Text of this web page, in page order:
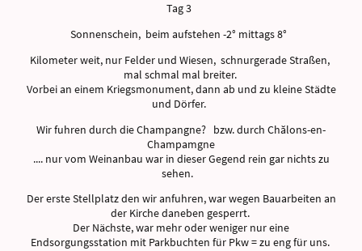
Tag 3
Sonnenschein, beim aufstehen -2° mittags 8°
Kilometer weit, nur Felder und Wiesen, schnurgerade Straßen,
mal schmal mal breiter.
Vorbei an einem Kriegsmonument, dann ab und zu kleine Städte
und Dörfer.
Wir fuhren durch die Champangne? bzw. durch Chălons-en-
Champamgne
.... nur vom Weinanbau war in dieser Gegend rein gar nichts zu
sehen.
Der erste Stellplatz den wir anfuhren, war wegen Bauarbeiten an
der Kirche daneben gesperrt.
Der Nächste, war mehr oder weniger nur eine
Endsorgungsstation mit Parkbuchten für Pkw = zu eng für uns.